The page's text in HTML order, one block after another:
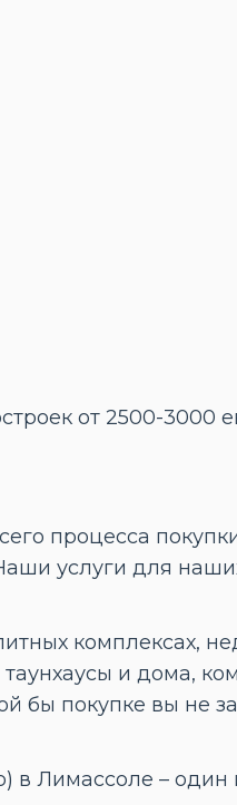
от 2500-3000
процесса
услуги для
комплексах,
и дома,
бы покупке вы не
в Лимассоле – один